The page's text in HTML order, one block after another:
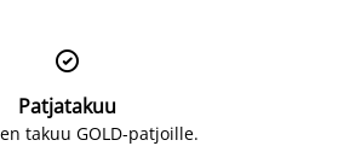

Patjatakuu
takuu GOLD-patjoille.